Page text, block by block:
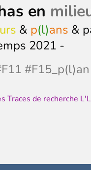
en
& p(l)ans &
2021 -
Traces de recherche L'L